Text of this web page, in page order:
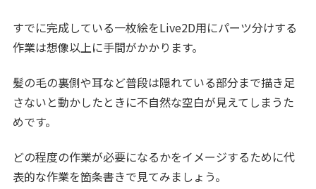
すでに完成している一枚絵をLive2D用にパーツ分けする
作業は想像以上に手間がかかります。
髪の毛の裏側や耳など普段は隠れている部分まで描き足
さないと動かしたときに不自然な空白が見えてしまうた
めです。
どの程度の作業が必要になるかをイメージするために代
表的な作業を箇条書きで見てみましょう。